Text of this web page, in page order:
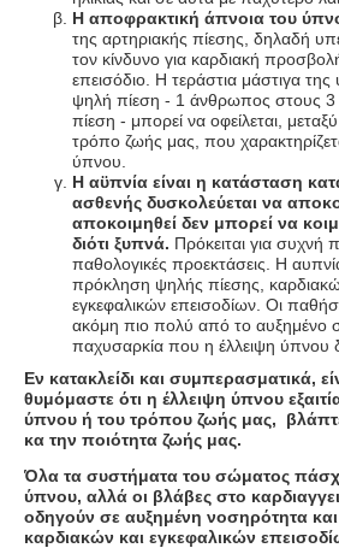
Η αποφρακτική άπνοια του
της αρτηριακής πίεσης, δηλαδή
τον κίνδυνο για καρδιακή
επεισόδιο. Η τεράστια μάστιγα της
ψηλή πίεση - 1 άνθρωπος στους
πίεση - μπορεί να οφείλεται,
τρόπο ζωής μας, που
ύπνου.
Η αϋπνία είναι η κατάσταση
ασθενής δυσκολεύεται να
αποκοιμηθεί δεν μπορεί να
διότι ξυπνά. Πρόκειται για συχνή
παθολογικές προεκτάσεις. Η
πρόκληση ψηλής πίεσης,
εγκεφαλικών επεισοδίων. Οι
ακόμη πιο πολύ από το αυξημένο
παχυσαρκία που η έλλειψη ύπνου
Εν κατακλείδι και συμπερασματικά,
θυμόμαστε ότι η έλλειψη ύπνου
ύπνου ή του τρόπου ζωής μας,
κα την ποιότητα ζωής μας.
Όλα τα συστήματα του σώματος
ύπνου, αλλά οι βλάβες στο
οδηγούν σε αυξημένη νοσηρότητα
καρδιακών και εγκεφαλικών